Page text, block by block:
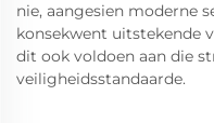
nie, aangesien moderne
konsekwent uitstekende
dit ook voldoen aan die
veiligheidsstandaarde.